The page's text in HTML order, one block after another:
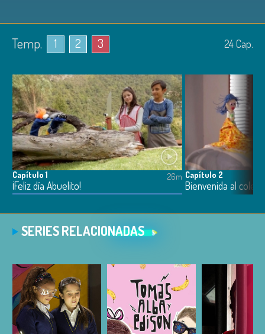
Temp. 1 2 3 24Cap.
Capítulo 1
¡Feliz día Abuelito!
26m Capítulo 2
Bienvenida al
SERIES RELACIONADAS